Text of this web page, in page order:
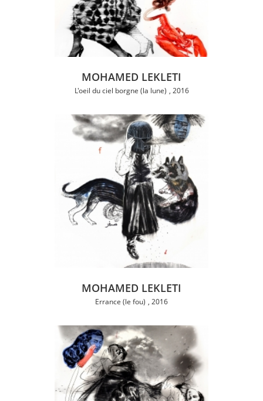
MOHAMED LEKLETI
L'oeil du ciel borgne (la lune) 2016
MOHAMED LEKLETI
Errance (le fou) 2016